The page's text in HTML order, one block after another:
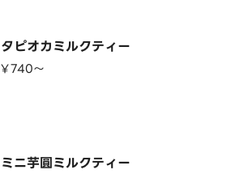
タピオカミルクティー
¥740〜
ミニ芋圓ミルクティー